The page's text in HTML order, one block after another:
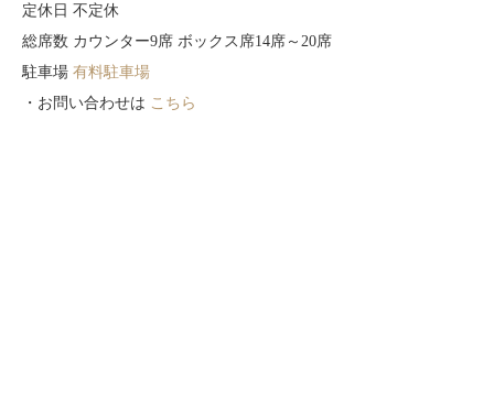
定休日 不定休
総席数 カウンター9席 ボックス席14席～20席
駐車場 有料駐車場
・お問い合わせは こちら